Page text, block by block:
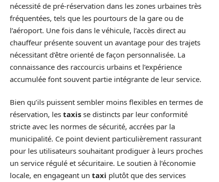
nécessité de pré-réservation dans les zones urbaines très
fréquentées, tels que les pourtours de la gare ou de
l’aéroport. Une fois dans le véhicule, l’accès direct au
chauffeur présente souvent un avantage pour des trajets
nécessitant d’être orienté de façon personnalisée. La
connaissance des raccourcis urbains et l’expérience
accumulée font souvent partie intégrante de leur service.
Bien qu’ils puissent sembler moins flexibles en termes de
réservation, les taxis se distincts par leur conformité
stricte avec les normes de sécurité, accrées par la
municipalité. Ce point devient particulièrement rassurant
pour les utilisateurs souhaitant prodiguer à leurs proches
un service régulé et sécuritaire. Le soutien à l’économie
locale, en engageant un taxi plutôt que des services